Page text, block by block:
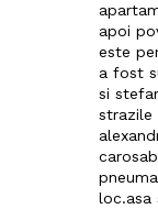
apoi
este
a fost
si
strazile
loc.asa